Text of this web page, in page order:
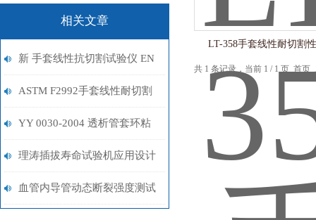
相关文章
新 手套线性抗切割试验仪 EN
ISO 13997 一套组合砝码
ASTM F2992手套线性耐切割
性能试验仪 上海理涛
YY 0030-2004 透析管套环粘
接牢固性试验仪 技术参数
理涛插拔寿命试验机应用设计
行业论文 测试稳定
血管内导管动态断裂强度测试
LT-358手套线性耐切割
共 1 条记录，当前 1 / 1 页 首